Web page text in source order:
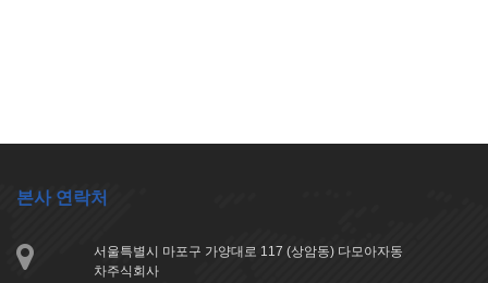
본사 연락처
서울특별시 마포구 가양대로 117 (상암동) 다모아자동
차주식회사